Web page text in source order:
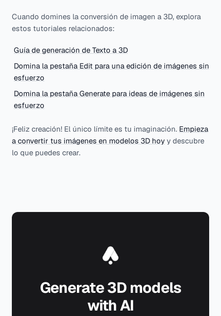
Cuando domines la conversión de imagen a 3D, explora
estos tutoriales relacionados:
Guía de generación de Texto a 3D
Domina la pestaña Edit para una edición de imágenes sin
esfuerzo
Domina la pestaña Generate para ideas de imágenes sin
esfuerzo
¡Feliz creación! El único límite es tu imaginación. Empieza
a convertir tus imágenes en modelos 3D hoy y descubre
lo que puedes crear.
Generate 3D models
with AI